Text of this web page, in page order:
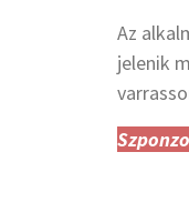
Az
jelenik